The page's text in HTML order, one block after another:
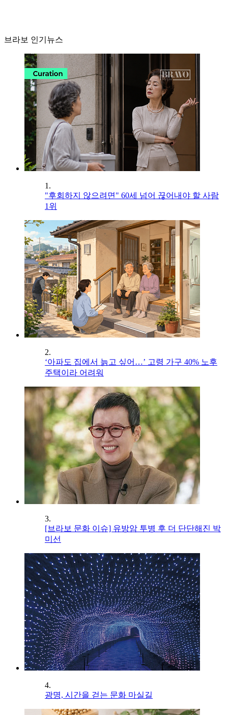
브라보 인기뉴스
1.
"후회하지 않으려면" 60세 넘어 끊어내야 할 사람
1위
2.
‘아파도 집에서 늙고 싶어…’ 고령 가구 40% 노후
주택이라 어려워
3.
[브라보 문화 이슈] 유방암 투병 후 더 단단해진 박
미선
4.
광명, 시간을 걷는 문화 마실길